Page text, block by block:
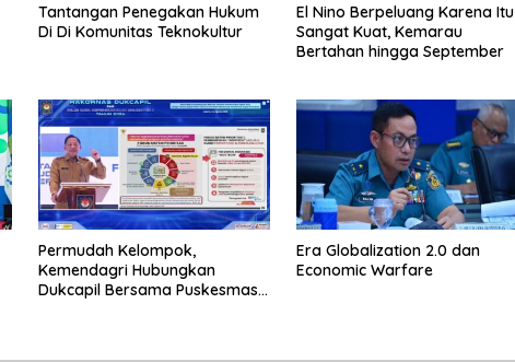
Tantangan Penegakan Hukum
Di Di Komunitas Teknokultur
El Nino Berpeluang Karena Itu
Sangat Kuat, Kemarau
Bertahan hingga September
Permudah Kelompok,
Kemendagri Hubungkan
Dukcapil Bersama Puskesmas
Era Globalization 2.0 dan
Economic Warfare